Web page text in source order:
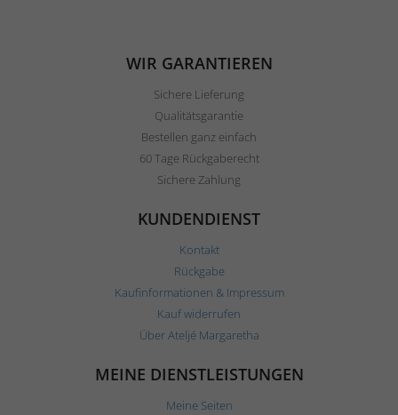
WIR GARANTIEREN
Sichere Lieferung
Qualitätsgarantie
Bestellen ganz einfach
60 Tage Rückgaberecht
Sichere Zahlung
KUNDENDIENST
Kontakt
Rückgabe
Kaufinformationen & Impressum
Kauf widerrufen
Über Ateljé Margaretha
MEINE DIENSTLEISTUNGEN
Meine Seiten